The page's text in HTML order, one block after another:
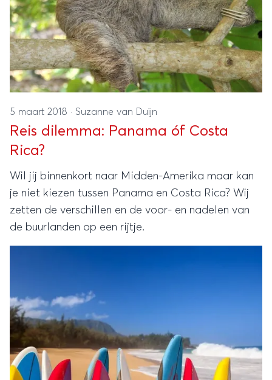
5 maart 2018 · Suzanne van Duijn
Reis dilemma: Panama óf Costa
Rica?
Wil jij binnenkort naar Midden-Amerika maar kan
je niet kiezen tussen Panama en Costa Rica? Wij
zetten de verschillen en de voor- en nadelen van
de buurlanden op een rijtje.